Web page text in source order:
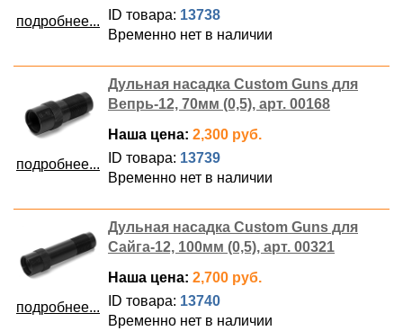
подробнее...
ID товара: 13738
Временно нет в наличии
подробнее...
Дульная насадка Custom Guns для
Вепрь-12, 70мм (0,5), арт. 00168
Наша цена: 2,300 руб.
ID товара: 13739
Временно нет в наличии
подробнее...
Дульная насадка Custom Guns для
Сайга-12, 100мм (0,5), арт. 00321
Наша цена: 2,700 руб.
ID товара: 13740
Временно нет в наличии